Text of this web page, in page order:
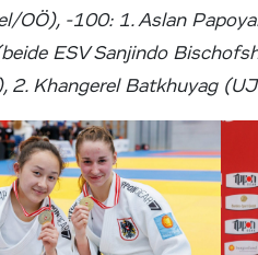
OÖ), -100: 1. Aslan
ESV Sanjindo
2. Khangerel Batkhuyag